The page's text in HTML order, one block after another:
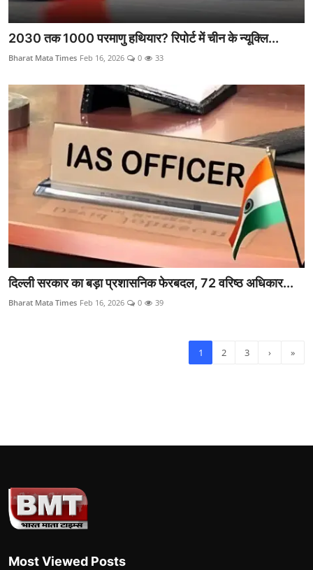
2030 तक 1000 परमाणु हथियार? रिपोर्ट में चीन के न्यूक्लि...
Bharat Mata Times Feb 16, 2026 0 33
दिल्ली सरकार का बड़ा प्रशासनिक फेरबदल, 72 वरिष्ठ अधिकार...
Bharat Mata Times Feb 16, 2026 0 39
1 2 3 › »
Most Viewed Posts